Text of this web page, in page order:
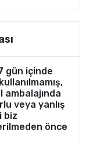
gün içinde
veya yanlış
biz
önce